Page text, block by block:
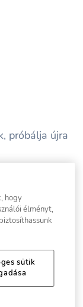
próbálja újra
hogy
élményt,
sütik